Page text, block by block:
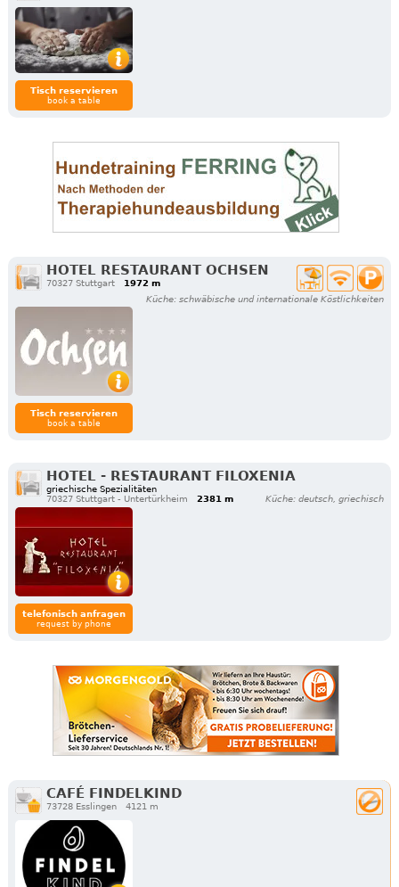
Tisch reservieren
book a table
HOTEL RESTAURANT OCHSEN
70327 Stuttgart
1972 m
Küche: schwäbische und internationale Köstlichkeiten
Tisch reservieren
book a table
HOTEL - RESTAURANT FILOXENIA
griechische Spezialitäten
70327 Stuttgart - Untertürkheim
2381 m Küche: deutsch, griechisch
telefonisch anfragen
request by phone
CAFÉ FINDELKIND
73728 Esslingen 4121 m